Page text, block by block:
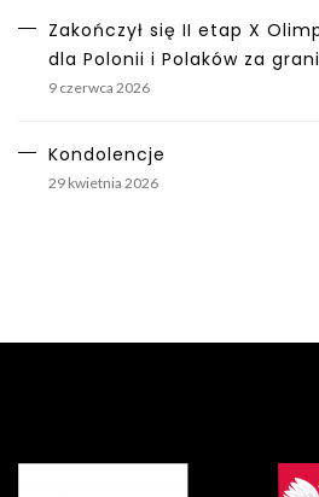
Zakończył się II etap X
dla Polonii i Polaków za
9 czerwca 2026
Kondolencje
29 kwietnia 2026